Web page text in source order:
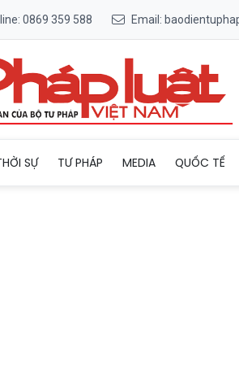
0869 359 588 Email:
SỰ TƯ PHÁP MEDIA QUỐC TẾ